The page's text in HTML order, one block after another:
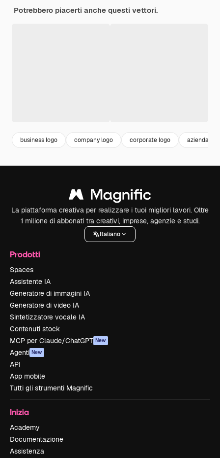
Potrebbero piacerti anche questi vettori.
business logo company logo corporate logo azienda
La piattaforma creativa per realizzare i tuoi migliori lavori. Oltre
1 milione di abbonati tra creativi, imprese, agenzie e studi.
Italiano
Prodotti
Spaces
Assistente IA
Generatore di immagini IA
Generatore di video IA
Sintetizzatore vocale IA
Contenuti stock
MCP per Claude/ChatGPT New
Agenti New
API
App mobile
Tutti gli strumenti Magnific
Inizia
Academy
Documentazione
Assistenza